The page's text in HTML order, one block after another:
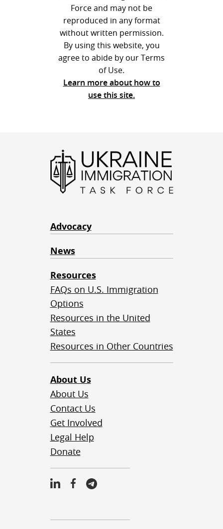
Force and may not be
reproduced in any format
without written permission.
By using this website, you
agree to abide by our Terms
of Use.
Learn more about how to
use this site.
Advocacy
News
Resources
FAQs on U.S. Immigration
Options
Resources in the United
States
Resources in Other Countries
About Us
About Us
Contact Us
Get Involved
Legal Help
Donate